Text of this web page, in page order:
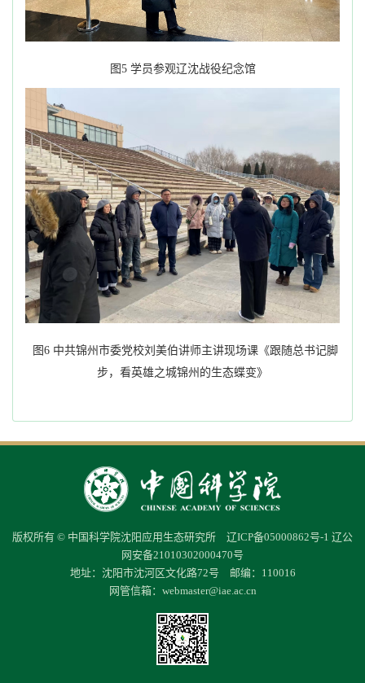
图5 学员参观辽沈战役纪念馆
图6 中共锦州市委党校刘美伯讲师主讲现场课《跟随总书记脚
步，看英雄之城锦州的生态蝶变》
版权所有 © 中国科学院沈阳应用生态研究所 辽ICP备05000862号-1 辽公
网安备21010302000470号
地址：沈阳市沈河区文化路72号 邮编：110016
网管信箱： webmaster@iae.ac.cn